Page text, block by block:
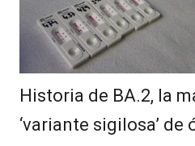
Historia de BA.2, la
‘variante sigilosa’ de